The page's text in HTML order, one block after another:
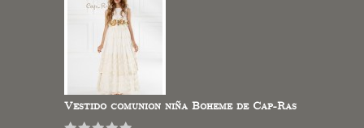
Vestido comunion niña Boheme de Cap-Ras